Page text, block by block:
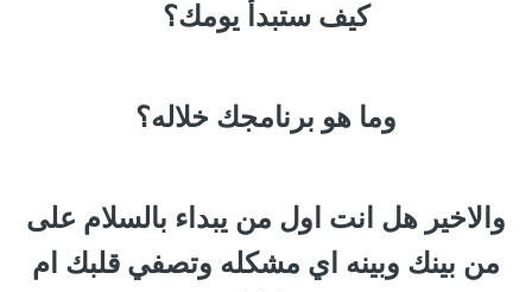
كيف ستبدأ يومك؟
وما هو برنامجكخلاله؟
والاخير هل انت اول من يبداء بالسلام على
من بينك وبينه اي مشكله وتصفي قلبك ام